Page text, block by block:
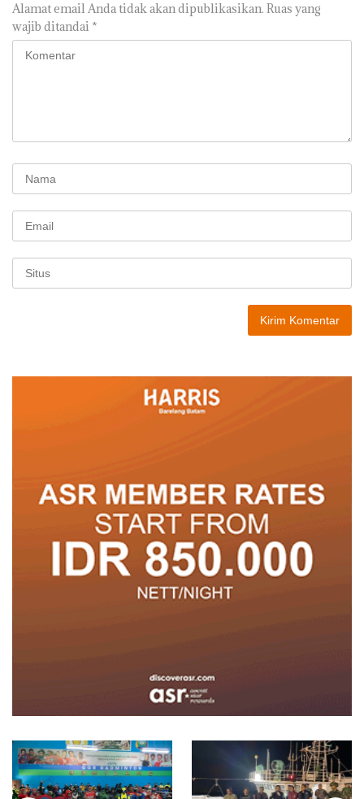
Alamat email Anda tidak akan dipublikasikan. Ruas yang
wajib ditandai *